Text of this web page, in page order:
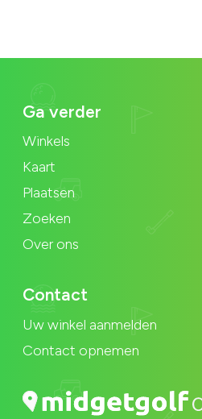
Ga verder
Winkels
Kaart
Plaatsen
Zoeken
Over ons
Contact
Uw winkel aanmelden
Contact opnemen